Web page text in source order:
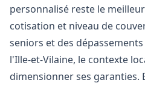
personnalisé reste le
cotisation et niveau de
seniors et des
l'Ille-et-Vilaine, le contexte
dimensionner ses